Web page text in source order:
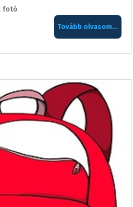
fotó
Tovább olvasom...